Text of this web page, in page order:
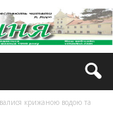
крижаною водою та